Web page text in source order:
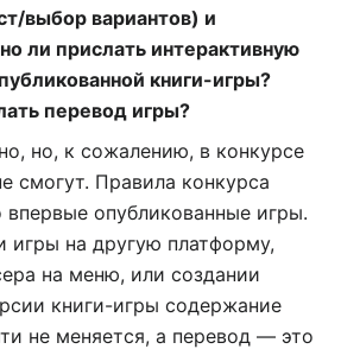
выбор вариантов) и
ли прислать интерактивную
книги-игры?
перевод игры?
но, к сожалению, в конкурсе
смогут. Правила конкурса
опубликованные игры.
игры на другую платформу,
на меню, или создании
книги-игры содержание
не меняется, а перевод — это